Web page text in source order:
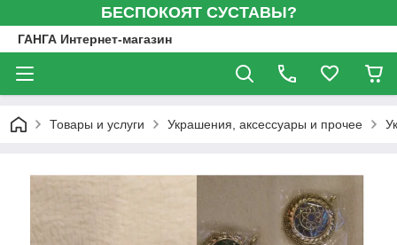
БЕСПОКОЯТ СУСТАВЫ?
ГАНГА Интернет-магазин
Товары и услуги Украшения, аксессуары и прочее